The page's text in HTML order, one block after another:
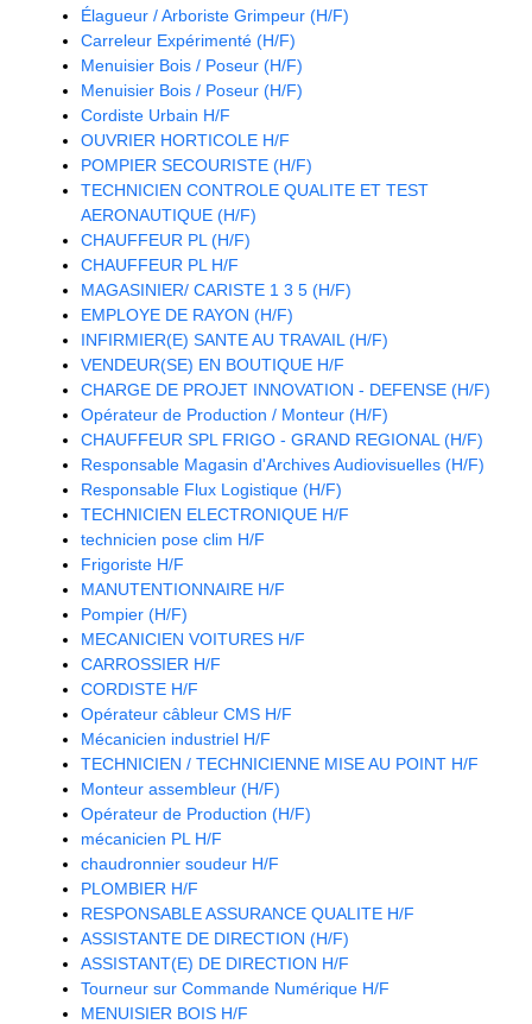
Élagueur / Arboriste Grimpeur (H/F)
Carreleur Expérimenté (H/F)
Menuisier Bois / Poseur (H/F)
Menuisier Bois / Poseur (H/F)
Cordiste Urbain H/F
OUVRIER HORTICOLE H/F
POMPIER SECOURISTE (H/F)
TECHNICIEN CONTROLE QUALITE ET TEST
AERONAUTIQUE (H/F)
CHAUFFEUR PL (H/F)
CHAUFFEUR PL H/F
MAGASINIER/ CARISTE 1 3 5 (H/F)
EMPLOYE DE RAYON (H/F)
INFIRMIER(E) SANTE AU TRAVAIL (H/F)
VENDEUR(SE) EN BOUTIQUE H/F
CHARGE DE PROJET INNOVATION - DEFENSE (H/F)
Opérateur de Production / Monteur (H/F)
CHAUFFEUR SPL FRIGO - GRAND REGIONAL (H/F)
Responsable Magasin d'Archives Audiovisuelles (H/F)
Responsable Flux Logistique (H/F)
TECHNICIEN ELECTRONIQUE H/F
technicien pose clim H/F
Frigoriste H/F
MANUTENTIONNAIRE H/F
Pompier (H/F)
MECANICIEN VOITURES H/F
CARROSSIER H/F
CORDISTE H/F
Opérateur câbleur CMS H/F
Mécanicien industriel H/F
TECHNICIEN / TECHNICIENNE MISE AU POINT H/F
Monteur assembleur (H/F)
Opérateur de Production (H/F)
mécanicien PL H/F
chaudronnier soudeur H/F
PLOMBIER H/F
RESPONSABLE ASSURANCE QUALITE H/F
ASSISTANTE DE DIRECTION (H/F)
ASSISTANT(E) DE DIRECTION H/F
Tourneur sur Commande Numérique H/F
MENUISIER BOIS H/F